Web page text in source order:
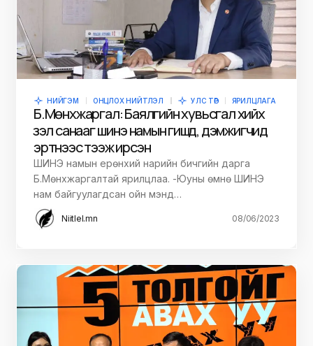
НИЙГЭМ ОНЦЛОХ НИЙТЛЭЛ УЛС ТӨР ЯРИЛЦЛАГА
Б.Мөнхжаргал: Баялгийн хувьсгал хийх
үзэл санааг шинэ намын гишүүд, дэмжигчид
эртнээс тээж ирсэн
ШИНЭ намын ерөнхий нарийн бичгийн дарга
Б.Мөнхжаргалтай ярилцлаа. -Юуны өмнө ШИНЭ
нам байгуулагдсан ойн мэнд…
Niitlel.mn 08/06/2023